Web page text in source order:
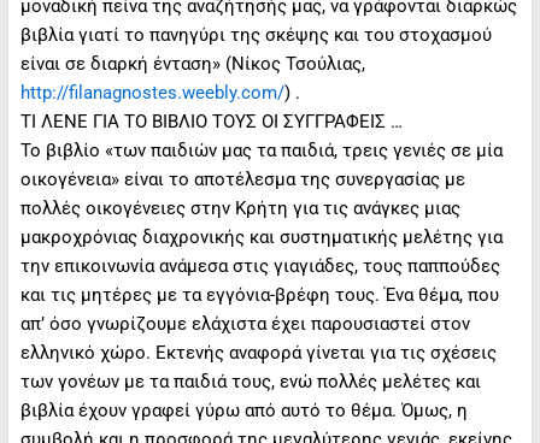
μοναδική πείνα της αναζήτησής μας, να γράφονται διαρκώς
βιβλία γιατί το πανηγύρι της σκέψης και του στοχασμού
είναι σε διαρκή ένταση» (Νίκος Τσούλιας,
http://filanagnostes.weebly.com/) .
ΤΙ ΛΕΝΕ ΓΙΑ ΤΟ ΒΙΒΛΙΟ ΤΟΥΣ ΟΙ ΣΥΓΓΡΑΦΕΙΣ …
Το βιβλίο «των παιδιών μας τα παιδιά, τρεις γενιές σε μία
οικογένεια» είναι το αποτέλεσμα της συνεργασίας με
πολλές οικογένειες στην Κρήτη για τις ανάγκες μιας
μακροχρόνιας διαχρονικής και συστηματικής μελέτης για
την επικοινωνία ανάμεσα στις γιαγιάδες, τους παππούδες
και τις μητέρες με τα εγγόνια-βρέφη τους. Ένα θέμα, που
απ’ όσο γνωρίζουμε ελάχιστα έχει παρουσιαστεί στον
ελληνικό χώρο. Εκτενής αναφορά γίνεται για τις σχέσεις
των γονέων με τα παιδιά τους, ενώ πολλές μελέτες και
βιβλία έχουν γραφεί γύρω από αυτό το θέμα. Όμως, η